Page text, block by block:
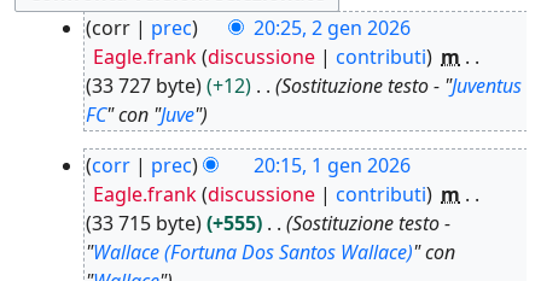
corr prec
20:25, 2 gen 2026
Eagle.frank discussione contributi m
33 727 byte
+12 Sostituzione testo - "Juventus
FC" con "Juve"
corr prec
20:15, 1 gen 2026
Eagle.frank discussione contributi m
33 715 byte
+555
Sostituzione testo -
"Wallace (Fortuna Dos Santos Wallace)" con